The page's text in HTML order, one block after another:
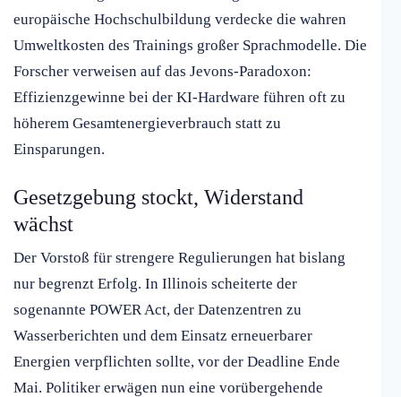
europäische Hochschulbildung verdecke die wahren
Umweltkosten des Trainings großer Sprachmodelle. Die
Forscher verweisen auf das Jevons-Paradoxon:
Effizienzgewinne bei der KI-Hardware führen oft zu
höherem Gesamtenergieverbrauch statt zu
Einsparungen.
Gesetzgebung stockt, Widerstand
wächst
Der Vorstoß für strengere Regulierungen hat bislang
nur begrenzt Erfolg. In Illinois scheiterte der
sogenannte POWER Act, der Datenzentren zu
Wasserberichten und dem Einsatz erneuerbarer
Energien verpflichten sollte, vor der Deadline Ende
Mai. Politiker erwägen nun eine vorübergehende